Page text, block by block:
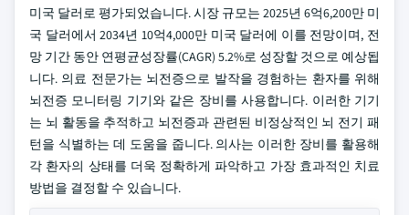
미국 달러로 평가되었습니다. 시장 규모는 2025년 6억6,200만 미
국 달러에서 2034년 10억4,000만 미국 달러에 이를 전망이며, 전
망 기간 동안 연평균성장률(CAGR) 5.2%로 성장할 것으로 예상됩
니다. 의료 전문가는 뇌전증으로 발작을 경험하는 환자를 위해
뇌전증 모니터링 기기와 같은 장비를 사용합니다. 이러한 기기
는 뇌 활동을 추적하고 뇌전증과 관련된 비정상적인 뇌 전기 패
턴을 식별하는 데 도움을 줍니다. 의사는 이러한 장비를 활용해
각 환자의 상태를 더욱 정확하게 파악하고 가장 효과적인 치료
방법을 결정할 수 있습니다.